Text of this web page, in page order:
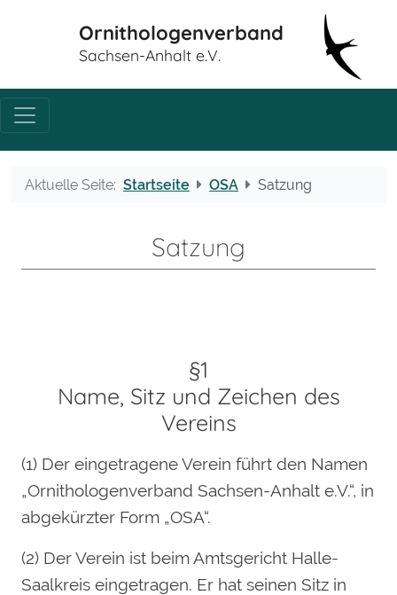
Ornithologenverband
Sachsen-Anhalt e.V.
Aktuelle Seite: Startseite OSA Satzung
Satzung
§1
Name, Sitz und Zeichen des
Vereins
(1) Der eingetragene Verein führt den Namen
„Ornithologenverband Sachsen-Anhalt e.V.“, in
abgekürzter Form „OSA“.
(2) Der Verein ist beim Amtsgericht Halle-
Saalkreis eingetragen. Er hat seinen Sitz in